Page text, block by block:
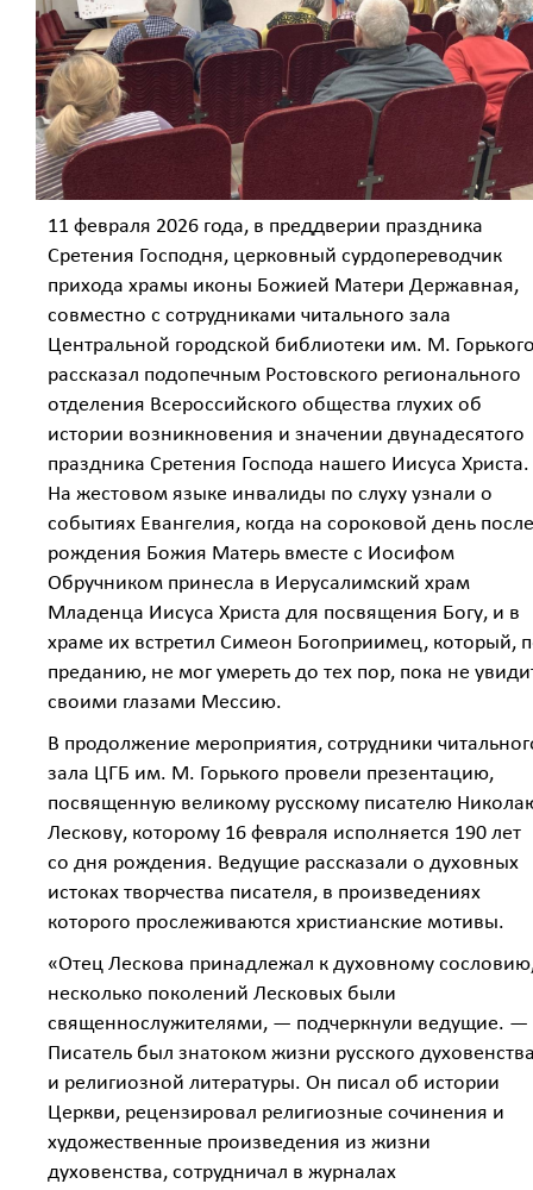
11 февраля 2026 года, в преддверии праздника
Сретения Господня, церковный сурдопереводчик
прихода храмы иконы Божией Матери Державная,
совместно с сотрудниками читального зала
Центральной городской библиотеки им. М.
рассказал подопечным Ростовского регионального
отделения Всероссийского общества глухих об
истории возникновения и значении двунадесятого
праздника Сретения Господа нашего Иисуса Христа.
На жестовом языке инвалиды по слуху узнали о
событиях Евангелия, когда на сороковой день после
рождения Божия Матерь вместе с Иосифом
Обручником принесла в Иерусалимский храм
Младенца Иисуса Христа для посвящения Богу, и в
храме их встретил Симеон Богоприимец, который,
преданию, не мог умереть до тех пор, пока не
своими глазами Мессию.
В продолжение мероприятия, сотрудники
зала ЦГБ им. М. Горького провели презентацию,
посвященную великому русскому писателю
Лескову, которому 16 февраля исполняется 190 лет
со дня рождения. Ведущие рассказали о духовных
истоках творчества писателя, в произведениях
которого прослеживаются христианские мотивы.
«Отец Лескова принадлежал к духовному
несколько поколений Лесковых были
священнослужителями, — подчеркнули ведущие. —
Писатель был знатоком жизни русского
и религиозной литературы. Он писал об истории
Церкви, рецензировал религиозные сочинения и
художественные произведения из жизни
духовенства, сотрудничал в журналах